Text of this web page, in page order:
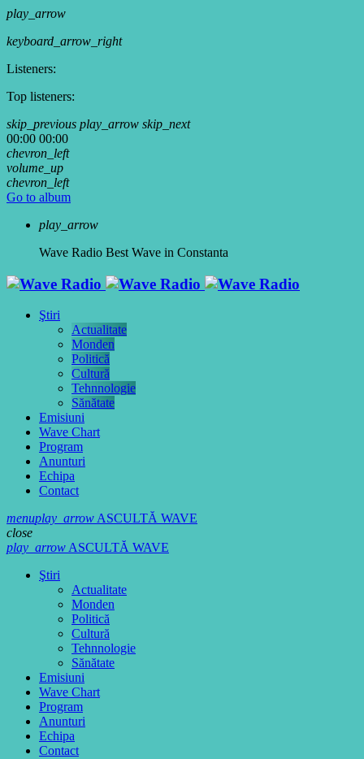
play_arrow
keyboard_arrow_right
Listeners:
Top listeners:
skip_previous play_arrow skip_next
00:00 00:00
chevron_left
volume_up
chevron_left
Go to album
play_arrow
Wave Radio Best Wave in Constanta
Ştiri
Actualitate
Monden
Politică
Cultură
Tehnnologie
Sănătate
Emisiuni
Wave Chart
Program
Anunturi
Echipa
Contact
menuplay_arrowASCULTĂ WAVE
close
play_arrowASCULTĂ WAVE
Ştiri
Actualitate
Monden
Politică
Cultură
Tehnnologie
Sănătate
Emisiuni
Wave Chart
Program
Anunturi
Echipa
Contact